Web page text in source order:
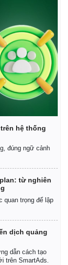
hệ thống
đúng ngữ cảnh
từ nghiên
quan trọng để lập
dịch quảng
dẫn cách tạo
trên SmartAds.